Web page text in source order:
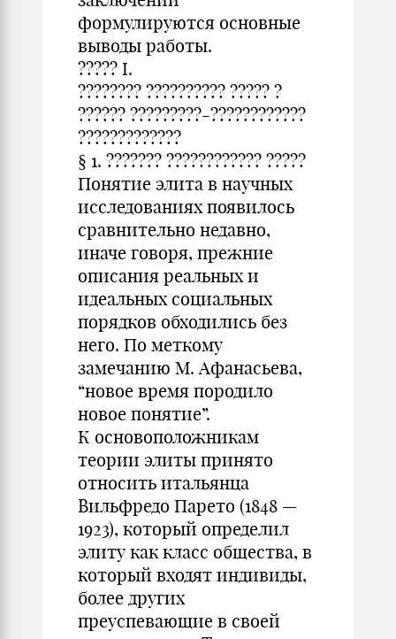
формулируются основные
выводы работы.
????? I.
???????? ?????????? ????? ?
?????? ?????????-????????????
?????????????
§ 1. ??????? ???????????? ?????
Понятие элита в научных
исследованиях появилось
сравнительно недавно,
иначе говоря, прежние
описания реальных и
идеальных социальных
порядков обходились без
него. По меткому
замечанию М. Афанасьева,
“новое время породило
новое понятие”.
К основоположникам
теории элиты принято
относить итальянца
Вильфредо Парето (1848 —
1923), который определил
элиту как класс общества, в
который входят индивиды,
более других
преуспевающие в своей